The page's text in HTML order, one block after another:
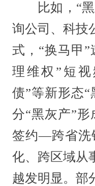
比如，“黑
询公司、科技
式，“换马甲
理维权”短
债”等新形态
分“黑灰产”
签约—跨省洗
化、跨区域从
越发明显。部